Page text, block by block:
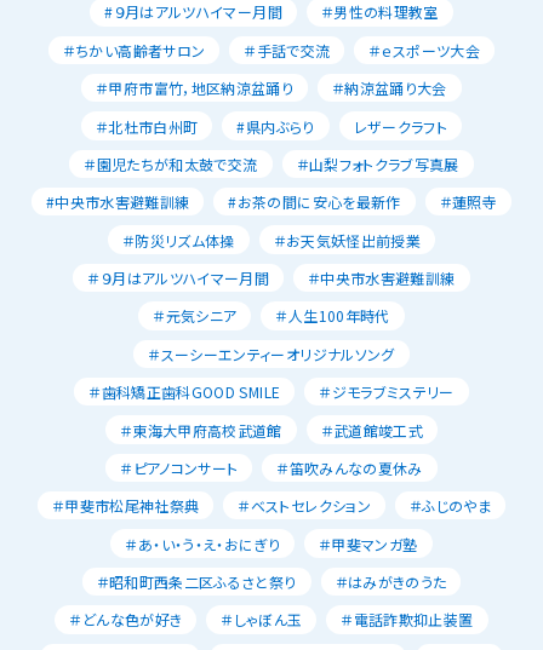
#９月はアルツハイマー月間
＃男性の料理教室
＃ちかい高齢者サロン
＃手話で交流
＃ｅスポーツ大会
＃甲府市富竹，地区納涼盆踊り
＃納涼盆踊り大会
＃北杜市白州町
#県内ぶらり
レザークラフト
＃園児たちが和太鼓で交流
＃山梨フォトクラブ写真展
#中央市水害避難訓練
#お茶の間に安心を最新作
＃蓮照寺
＃防災リズム体操
＃お天気妖怪出前授業
＃９月はアルツハイマー月間
＃中央市水害避難訓練
＃元気シニア
＃人生100年時代
＃スーシーエンティーオリジナルソング
＃歯科矯正歯科GOOD SMILE
＃ジモラブミステリー
＃東海大甲府高校武道館
＃武道館竣工式
＃ピアノコンサート
＃笛吹みんなの夏休み
＃甲斐市松尾神社祭典
＃ベストセレクション
＃ふじのやま
＃あ・い・う・え・おにぎり
＃甲斐マンガ塾
＃昭和町西条二区ふるさと祭り
＃はみがきのうた
＃どんな色が好き
＃しゃぼん玉
＃電話詐欺抑止装置